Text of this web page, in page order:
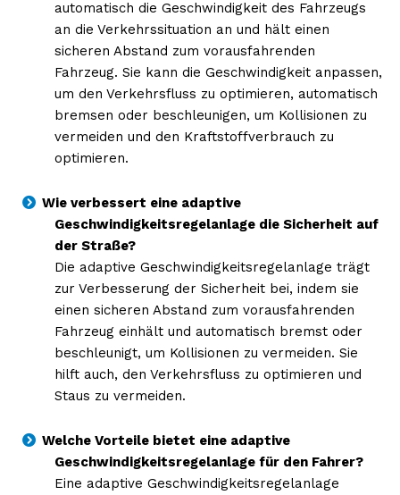
Erhalte unseren
kostenlosen Newsletter
NEWSLETTER ABONNIEREN
Inhalte
automatisch die Geschwindigkeit des Fahrzeugs
an die Verkehrssituation an und hält einen
sicheren Abstand zum vorausfahrenden
Fahrzeug. Sie kann die Geschwindigkeit anpassen,
um den Verkehrsfluss zu optimieren, automatisch
bremsen oder beschleunigen, um Kollisionen zu
vermeiden und den Kraftstoffverbrauch zu
optimieren.
Wie verbessert eine adaptive
Geschwindigkeitsregelanlage die Sicherheit auf
der Straße?
Die adaptive Geschwindigkeitsregelanlage trägt
zur Verbesserung der Sicherheit bei, indem sie
einen sicheren Abstand zum vorausfahrenden
Fahrzeug einhält und automatisch bremst oder
beschleunigt, um Kollisionen zu vermeiden. Sie
hilft auch, den Verkehrsfluss zu optimieren und
Staus zu vermeiden.
Welche Vorteile bietet eine adaptive
Geschwindigkeitsregelanlage für den Fahrer?
Eine adaptive Geschwindigkeitsregelanlage